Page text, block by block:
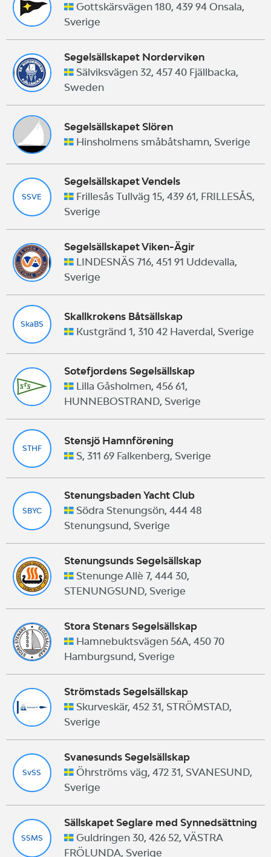
Gottskärsvägen 180, 439 94 Onsala,
Sverige
Segelsällskapet Norderviken
Sälviksvägen 32, 457 40 Fjällbacka,
Sweden
Segelsällskapet Slören
Hinsholmens småbåtshamn, Sverige
SSVE
Segelsällskapet Vendels
Frillesås Tullväg 15, 439 61, FRILLESÅS,
Sverige
Segelsällskapet Viken-Ägir
LINDESNÄS 716, 451 91 Uddevalla,
Sverige
SkaBS
Skallkrokens Båtsällskap
Kustgränd 1, 310 42 Haverdal, Sverige
Sotefjordens Segelsällskap
Lilla Gåsholmen, 456 61,
HUNNEBOSTRAND, Sverige
STHF
Stensjö Hamnförening
S, 311 69 Falkenberg, Sverige
SBYC
Stenungsbaden Yacht Club
Södra Stenungsön, 444 48
Stenungsund, Sverige
Stenungsunds Segelsällskap
Stenunge Allè 7, 444 30,
STENUNGSUND, Sverige
Stora Stenars Segelsällskap
Hamnebuktsvägen 56A, 450 70
Hamburgsund, Sverige
Strömstads Segelsällskap
Skurveskär, 452 31, STRÖMSTAD,
Sverige
SvSS
Svanesunds Segelsällskap
Öhrströms väg, 472 31, SVANESUND,
Sverige
SSMS
Sällskapet Seglare med Synnedsättning
Guldringen 30, 426 52, VÄSTRA
FRÖLUNDA, Sverige